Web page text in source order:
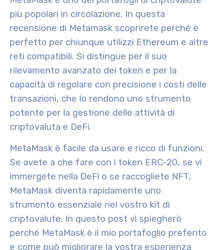
più popolari in circolazione. In questa
recensione di Metamask scoprirete perché è
perfetto per chiunque utilizzi Ethereum e altre
reti compatibili. Si distingue per il suo
rilevamento avanzato dei token e per la
capacità di regolare con precisione i costi delle
transazioni, che lo rendono uno strumento
potente per la gestione delle attività di
criptovaluta e DeFi.
MetaMask è facile da usare e ricco di funzioni.
Se avete a che fare con i token ERC-20, se vi
immergete nella DeFi o se raccogliete NFT,
MetaMask diventa rapidamente uno
strumento essenziale nel vostro kit di
criptovalute. In questo post vi spiegherò
perché MetaMask è il mio portafoglio preferito
e come può migliorare la vostra esperienza